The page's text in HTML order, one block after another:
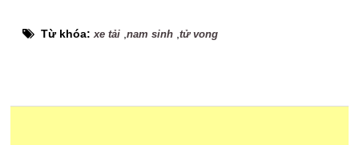
Từ khóa:xe tải ,nam sinh ,tử vong